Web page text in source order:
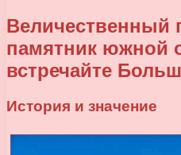
Величественный
памятник южной
встречайте
История и значение